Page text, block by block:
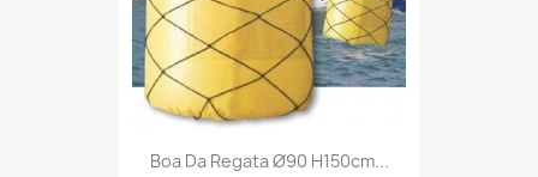
Boa Da Regata Ø90 H150cm...